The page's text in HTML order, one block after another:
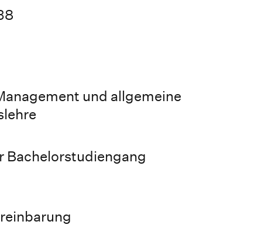
und allgemeine
Bachelorstudiengang